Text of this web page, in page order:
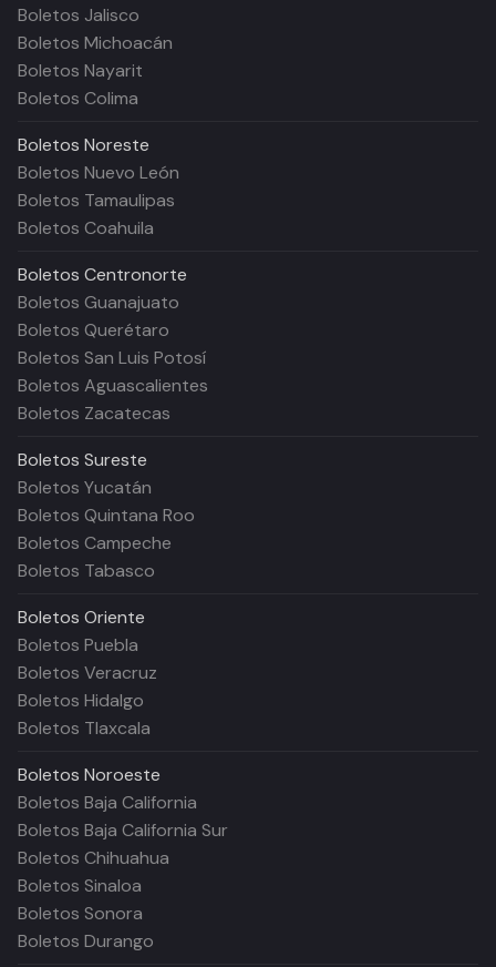
Boletos Jalisco
Boletos Michoacán
Boletos Nayarit
Boletos Colima
Boletos Noreste
Boletos Nuevo León
Boletos Tamaulipas
Boletos Coahuila
Boletos Centronorte
Boletos Guanajuato
Boletos Querétaro
Boletos San Luis Potosí
Boletos Aguascalientes
Boletos Zacatecas
Boletos Sureste
Boletos Yucatán
Boletos Quintana Roo
Boletos Campeche
Boletos Tabasco
Boletos Oriente
Boletos Puebla
Boletos Veracruz
Boletos Hidalgo
Boletos Tlaxcala
Boletos Noroeste
Boletos Baja California
Boletos Baja California Sur
Boletos Chihuahua
Boletos Sinaloa
Boletos Sonora
Boletos Durango